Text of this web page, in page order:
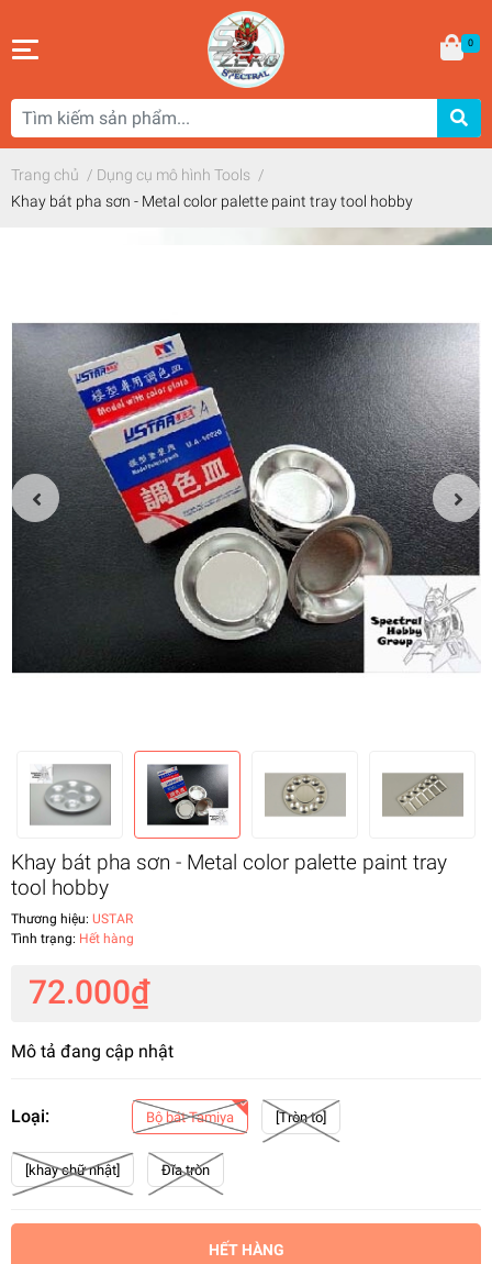
0
Trang chủ / Dụng cụ mô hình Tools /
Khay bát pha sơn - Metal color palette paint tray tool hobby
Khay bát pha sơn - Metal color palette paint tray
tool hobby
Thương hiệu: USTAR
Tình trạng: Hết hàng
72.000₫
Mô tả đang cập nhật
Loại: Bộ bát Tamiya [Tròn to]
[khay chữ nhật] Đĩa tròn
HẾT HÀNG